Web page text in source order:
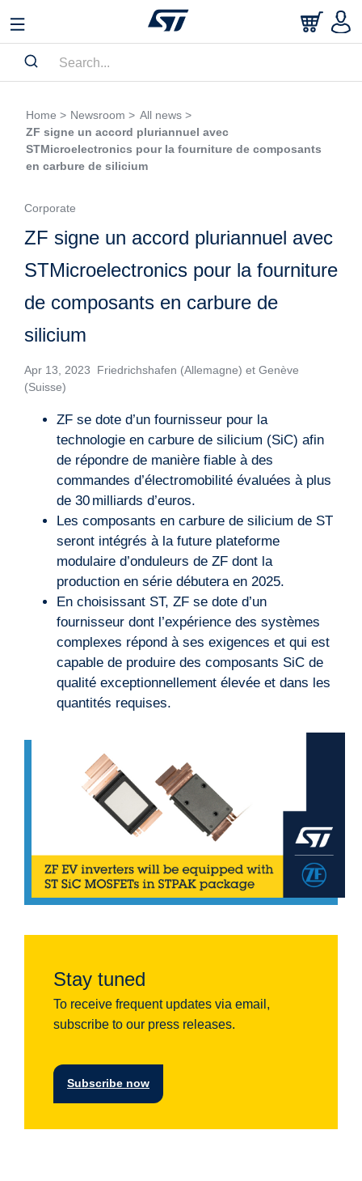
Home > Newsroom > All news >
ZF signe un accord pluriannuel avec
STMicroelectronics pour la fourniture de composants
en carbure de silicium
Corporate
ZF signe un accord pluriannuel avec
STMicroelectronics pour la fourniture
de composants en carbure de
silicium
Apr 13, 2023 Friedrichshafen (Allemagne) et Genève
(Suisse)
ZF se dote d’un fournisseur pour la
technologie en carbure de silicium (SiC) afin
de répondre de manière fiable à des
commandes d’électromobilité évaluées à plus
de 30 milliards d’euros.
Les composants en carbure de silicium de ST
seront intégrés à la future plateforme
modulaire d’onduleurs de ZF dont la
production en série débutera en 2025.
En choisissant ST, ZF se dote d’un
fournisseur dont l’expérience des systèmes
complexes répond à ses exigences et qui est
capable de produire des composants SiC de
qualité exceptionnellement élevée et dans les
quantités requises.
Stay tuned
To receive frequent updates via email,
subscribe to our press releases.
Subscribe now